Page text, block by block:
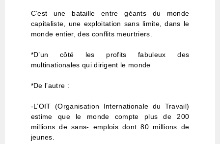
C’est une bataille entre géants du monde
capitaliste, une exploitation sans limite, dans le
monde entier, des conflits meurtriers.
*D’un côté les profits fabuleux des
multinationales qui dirigent le monde
*De l’autre :
-L’OIT (Organisation Internationale du Travail)
estime que le monde compte plus de 200
millions de sans- emplois dont 80 millions de
jeunes.